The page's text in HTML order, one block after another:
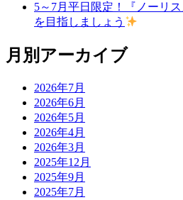
5～7月平日限定！『ノーリ
を目指しましょう
月別アーカイブ
2026年7月
2026年6月
2026年5月
2026年4月
2026年3月
2025年12月
2025年9月
2025年7月